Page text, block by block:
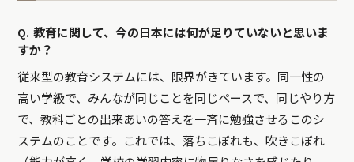
Q. 教育に関して、今の日本には何が足りていないと思いま
すか？
従来型の教育システムには、限界がきています。同一性の
高い学級で、みんなが同じことを同じペースで、同じやり方
で、教科ごとの出来あいの答えを一斉に勉強させるこのシ
ステムのことです。これでは、落ちこぼれも、吹きこぼれ